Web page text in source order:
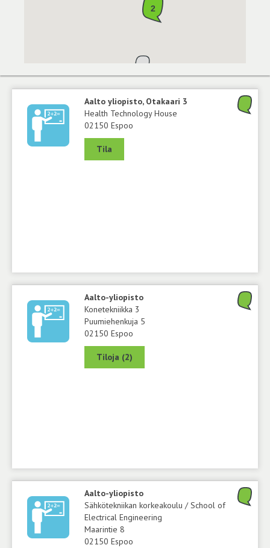
2
Aalto yliopisto, Otakaari 3
Health Technology House
02150 Espoo
Tila
Aalto-yliopisto
Konetekniikka 3
Puumiehenkuja 5
02150 Espoo
Tiloja (2)
Aalto-yliopisto
Sähkötekniikan korkeakoulu / School of
Electrical Engineering
Maarintie 8
02150 Espoo